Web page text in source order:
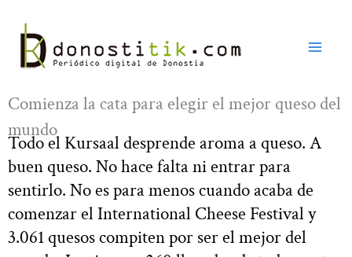
contenido
Comienza la cata para elegir el mejor queso del
mundo
Todo el Kursaal desprende aroma a queso. A
buen queso. No hace falta ni entrar para
sentirlo. No es para menos cuando acaba de
comenzar el International Cheese Festival y
3.061 quesos compiten por ser el mejor del